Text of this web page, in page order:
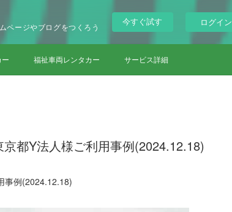
ページやブログをつくろう
今すぐ試す ログイン
福祉車両レンタカー サービス詳細
都Y法人様ご利用事例(2024.12.18)
事例(2024.12.18)